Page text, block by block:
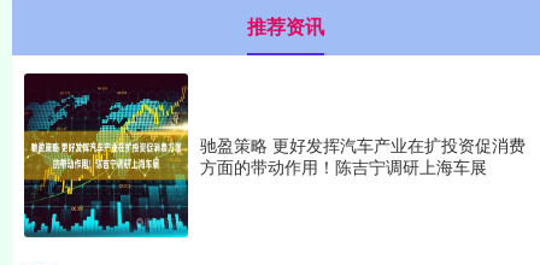
推荐资讯
驰盈策略 更好发挥汽车产业在扩投资促消费
方面的带动作用！陈吉宁调研上海车展